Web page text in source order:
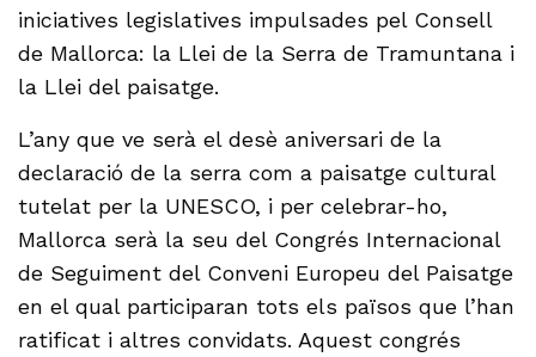
iniciatives legislatives impulsades pel Consell
de Mallorca: la Llei de la Serra de Tramuntana i
la Llei del paisatge.
L’any que ve serà el desè aniversari de la
declaració de la serra com a paisatge cultural
tutelat per la UNESCO, i per celebrar-ho,
Mallorca serà la seu del Congrés Internacional
de Seguiment del Conveni Europeu del Paisatge
en el qual participaran tots els països que l’han
ratificat i altres convidats. Aquest congrés